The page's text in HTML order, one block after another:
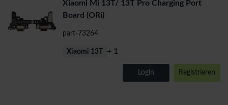
Xiaomi Mi 13T/ 13T Pro Charging Port
Board (ORi)
part-73264
Xiaomi 13T + 1
Login Registrieren